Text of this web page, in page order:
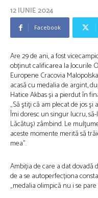
12 IUNIE 2024
Facebook
Are 29 de ani, a fost
obținut calificarea la Jocurile
Europene Cracovia
acasă cu medalia de argint,
Hatice Akbas și a pierdut în
„Să ştiţi că am plecat de jos
Îmi doresc un singur lucru,
Lăcătuş) zâmbind. Le
aceste momente merită să
mea”.
Ambiția de care a dat
de a se autoperfecționa
„medalia olimpică nu i se